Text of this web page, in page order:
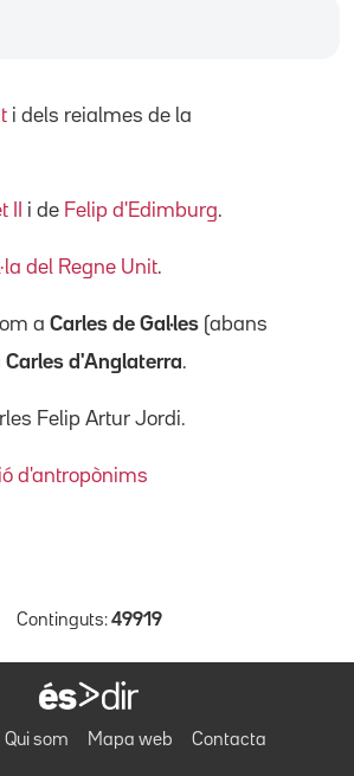
i dels reialmes de la
II i de Felip d'Edimburg.
del Regne Unit.
a Carles de Gal·les (abans
Carles d'Anglaterra.
Felip Artur Jordi.
d'antropònims
Continguts: 49919
Qui som Mapa web Contacta